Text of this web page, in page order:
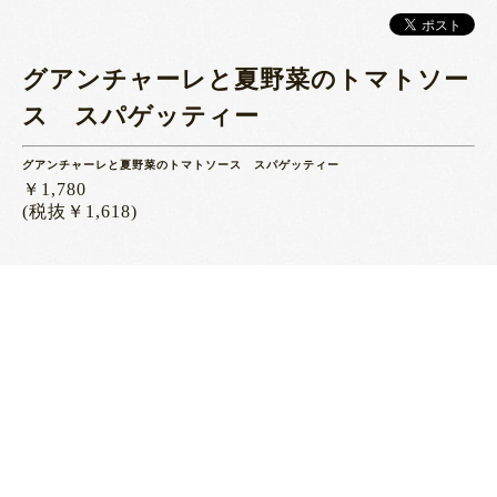
グアンチャーレと夏野菜のトマトソー
ス スパゲッティー
グアンチャーレと夏野菜のトマトソース スパゲッティー
￥1,780
(税抜￥1,618)